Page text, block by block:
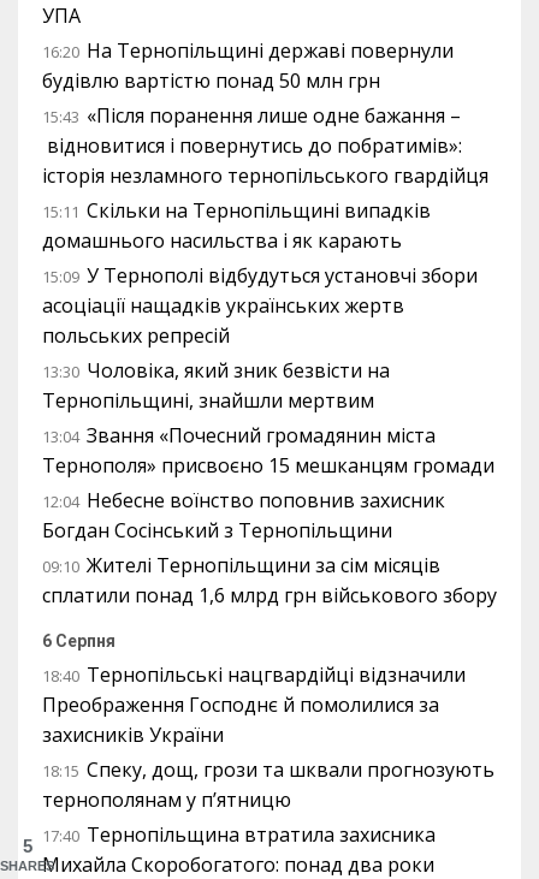
УПА
16:20 На Тернопільщині державі повернули
будівлю вартістю понад 50 млн грн
15:43 «Після поранення лише одне бажання –
відновитися і повернутись до побратимів»:
історія незламного тернопільського гвардійця
15:11 Скільки на Тернопільщині випадків
домашнього насильства і як карають
15:09 У Тернополі відбудуться установчі збори
асоціації нащадків українських жертв
польських репресій
13:30 Чоловіка, який зник безвісти на
Тернопільщині, знайшли мертвим
13:04 Звання «Почесний громадянин міста
Тернополя» присвоєно 15 мешканцям громади
12:04 Небесне воїнство поповнив захисник
Богдан Сосінський з Тернопільщини
09:10 Жителі Тернопільщини за сім місяців
сплатили понад 1,6 млрд грн військового збору
6 Серпня
18:40 Тернопільські нацгвардійці відзначили
Преображення Господнє й помолилися за
захисників України
18:15 Спеку, дощ, грози та шквали прогнозують
тернополянам у п’ятницю
17:40 Тернопільщина втратила захисника
Михайла Скоробогатого: понад два роки
5
SHARES